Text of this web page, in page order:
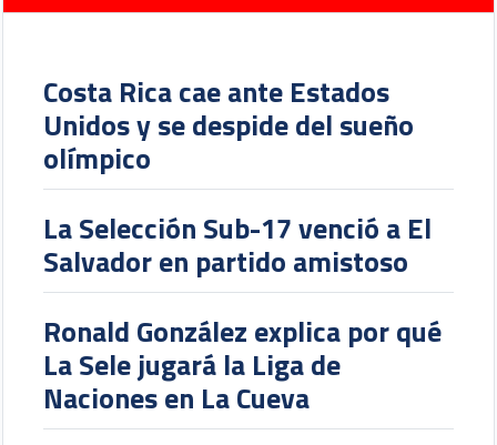
Costa Rica cae ante Estados
Unidos y se despide del sueño
olímpico
La Selección Sub-17 venció a El
Salvador en partido amistoso
Ronald González explica por qué
La Sele jugará la Liga de
Naciones en La Cueva